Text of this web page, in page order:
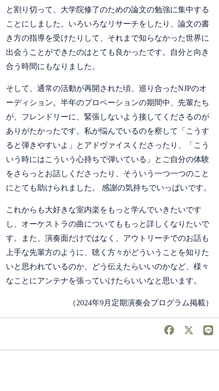
と割り切って、大学院修了のための論文の勉強に集中する
ことにしました。いろいろなリサーチをしたり、論文の書
き方の指導を受けたりして、それまで知らなかった世界に
出会うことができたのはとても良かったです。自分と向き
合う時間にもなりました。
そして、通常の活動が再開された頃、巡り合ったNJPのオ
ーディション。半年のプロベーションの期間中、先輩たち
が、フレンドリーに、緊張しないよう接してくださるのが
ありがたかったです。私が悩んでいるのを察して「こうす
ると弾きやすいよ」とアドヴァイスくださったり、「こう
いう時にはこういう心持ちで弾いている」とご自分の体験
をさらっとお話しくださったり、そういう一つ一つのこと
にとても助けられました。 感謝の気持ちでいっぱいです。
これからも大好きな室内楽をもっと学んでいきたいです
し、オーケストラの曲についてももっと詳しくなりたいで
す。また、演奏面だけではなく、アウトリーチでのお話も
上手な先輩方のように、聴く方々がどういうことを知りた
いと思われているのか、どう伝えたらいいのかなど、様々
なことにアンテナを張っていけたらいいなと思います。
（2024年9月定期演奏会プログラム掲載）